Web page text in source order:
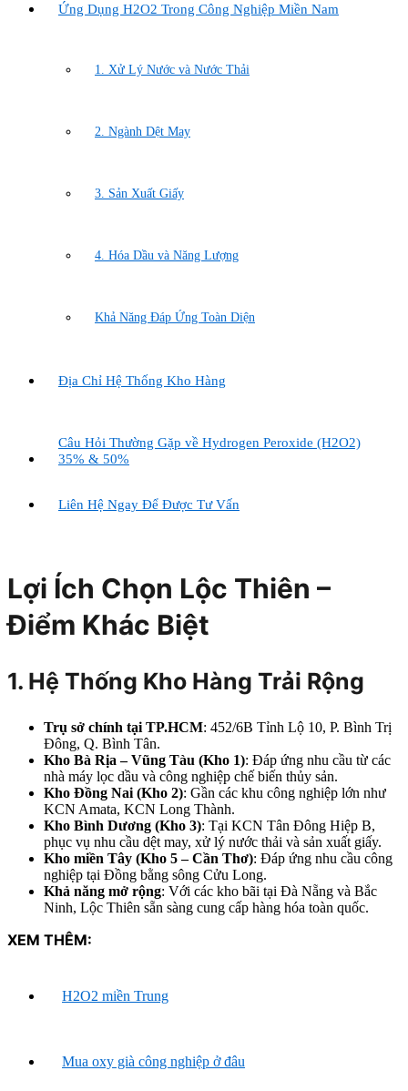
Ứng Dụng H2O2 Trong Công Nghiệp Miền Nam
1. Xử Lý Nước và Nước Thải
2. Ngành Dệt May
3. Sản Xuất Giấy
4. Hóa Dầu và Năng Lượng
Khả Năng Đáp Ứng Toàn Diện
Địa Chỉ Hệ Thống Kho Hàng
Câu Hỏi Thường Gặp về Hydrogen Peroxide (H2O2)
35% & 50%
Liên Hệ Ngay Để Được Tư Vấn
Lợi Ích Chọn Lộc Thiên –
Điểm Khác Biệt
1. Hệ Thống Kho Hàng Trải Rộng
Trụ sở chính tại TP.HCM: 452/6B Tỉnh Lộ 10, P. Bình Trị
Đông, Q. Bình Tân.
Kho Bà Rịa – Vũng Tàu (Kho 1): Đáp ứng nhu cầu từ các
nhà máy lọc dầu và công nghiệp chế biến thủy sản.
Kho Đồng Nai (Kho 2): Gần các khu công nghiệp lớn như
KCN Amata, KCN Long Thành.
Kho Bình Dương (Kho 3): Tại KCN Tân Đông Hiệp B,
phục vụ nhu cầu dệt may, xử lý nước thải và sản xuất giấy.
Kho miền Tây (Kho 5 – Cần Thơ): Đáp ứng nhu cầu công
nghiệp tại Đồng bằng sông Cửu Long.
Khả năng mở rộng: Với các kho bãi tại Đà Nẵng và Bắc
Ninh, Lộc Thiên sẵn sàng cung cấp hàng hóa toàn quốc.
XEM THÊM:
H2O2 miền Trung
Mua oxy già công nghiệp ở đâu